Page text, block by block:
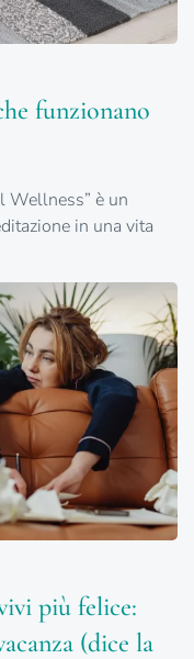
funzionano
Wellness” è un
in una vita
più felice:
(dice la